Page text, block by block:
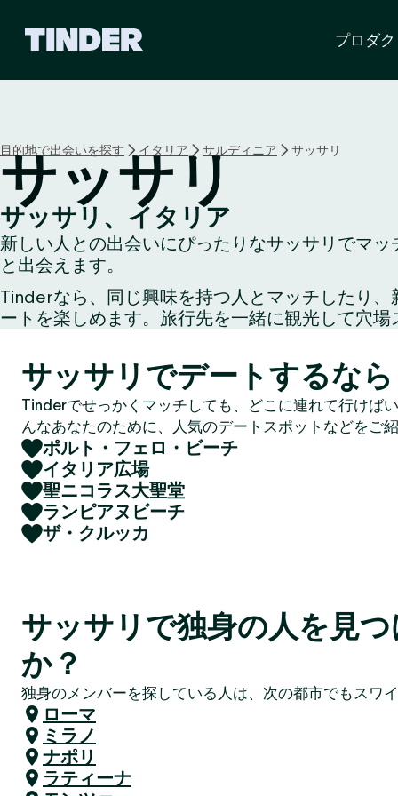
ホ
ー
ム
ペ
ー
ジ
プロダ
目的地で出会いを探す イタリア サルディニア サッサリ
サッサリ
サッサリ、イタリア
新しい人との出会いにぴったりなサッサリでマ
と出会えます。
Tinderなら、同じ興味を持つ人とマッチしたり
ートを楽しめます。旅行先を一緒に観光して穴
サッサリでデートするな
Tinderでせっかくマッチしても、どこに連れて行けば
んなあなたのために、人気のデートスポットなどをご
ポルト・フェロ・ビーチ
イタリア広場
聖ニコラス大聖堂
ランピアヌビーチ
ザ・クルッカ
サッサリで独身の人を見
か？
独身のメンバーを探している人は、次の都市でもスワ
ローマ
ミラノ
ナポリ
ラティーナ